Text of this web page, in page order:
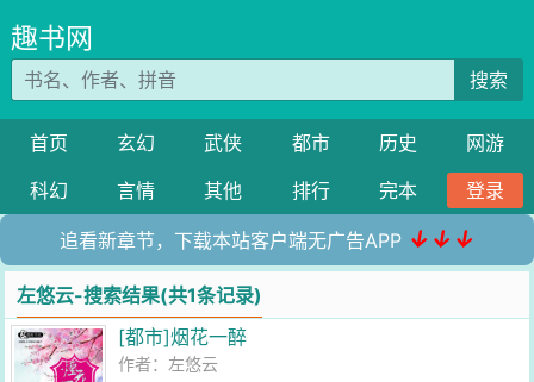
趣书网
搜索
首页 玄幻 武侠 都市 历史
网游
科幻
言情 其他 排行 完本 登录
追看新章节，下载本站客户端无广告APP ↓↓↓
左悠云-搜索结果(共1条记录)
[都市]烟花一醉
作者： 左悠云